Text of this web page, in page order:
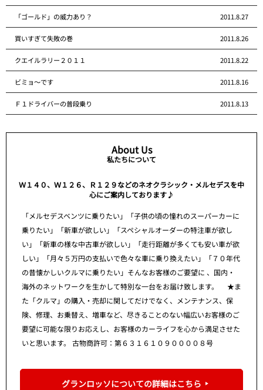
「ゴールド」の威力あり？ 2011.8.27
買いすぎて失敗の巻 2011.8.26
クエイルラリー２０１１ 2011.8.22
ビミョ～です 2011.8.16
Ｆ１ドライバーの普段乗り 2011.8.13
About Us
私たちについて
Ｗ１４０、Ｗ１２６、Ｒ１２９などのネオクラシック・メルセデスを中
心にご案内しております♪
「メルセデスベンツに乗りたい」「子供の頃の憧れのスーパーカーに
乗りたい」「新車が欲しい」「スペシャルオーダーの特注車が欲し
い」「新車の様な中古車が欲しい」「走行距離が多くても安い車が欲
しい」「月々５万円の支払いで色々な車に乗り換えたい」「７０年代
の昔懐かしいクルマに乗りたい」そんなお客様のご要望に 、国内・
海外のネットワークを生かして特別な一台をお届け致します。 ★ま
た「クルマ」の購入・売却に関してだけでなく、メンテナンス、保
険、修理、お乗替え、増車など、尽きることのない幅広いお客様のご
要望に可能な限りお応えし、お客様のカーライフを心から満足させた
いと思います。 古物商許可：第６３１６１０９００００８号
グランロッソについての詳細はこちら